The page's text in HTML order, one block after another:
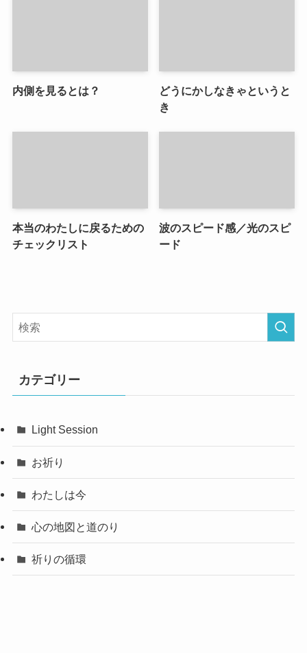
内側を見るとは？
どうにかしなきゃというと
き
本当のわたしに戻るための
チェックリスト
波のスピード感／光のスピ
ード
カテゴリー
Light Session
お祈り
わたしは今
心の地図と道のり
祈りの循環